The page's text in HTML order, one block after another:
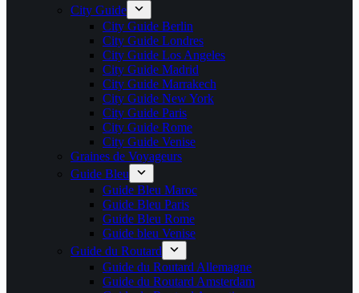
City Guide
City Guide Berlin
City Guide Londres
City Guide Los Angeles
City Guide Madrid
City Guide Marrakech
City Guide New York
City Guide Paris
City Guide Rome
City Guide Venise
Graines de Voyageurs
Guide Bleu
Guide Bleu Maroc
Guide Bleu Paris
Guide Bleu Rome
Guide bleu Venise
Guide du Routard
Guide du Routard Allemagne
Guide du Routard Amsterdam